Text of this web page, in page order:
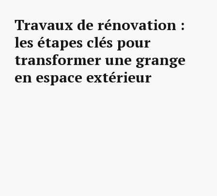
Travaux de rénovation :
les étapes clés pour
transformer une grange
en espace extérieur